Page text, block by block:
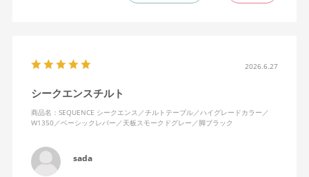
2026.6.27
シークエンスチルト
商品名：SEQUENCE シークエンス／チルトテーブル／ハイグレードカラー／
W1350／ベーシックレバー／天板スモークドグレー／脚ブラック
sada